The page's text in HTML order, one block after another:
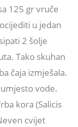
125 gr vruče
u jedan
2 šolje
Tako skuhan
čaja izmješala.
vode.
kora (Salicis
cvijet